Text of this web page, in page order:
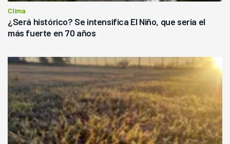
Clima
¿Será histórico? Se intensifica El Niño, que sería el
más fuerte en 70 años